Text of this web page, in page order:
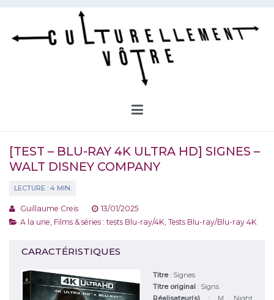
Aller
contenu
[TEST – BLU-RAY 4K ULTRA HD] SIGNES –
WALT DISNEY COMPANY
Guillaume Creis
13/01/2025
A la une Films & séries : tests Blu-ray/4K Tests Blu-ray/Blu-ray 4K
CARACTÉRISTIQUES
Titre: Signes
Titre original : Signs
Réalisateur(s): M. Night